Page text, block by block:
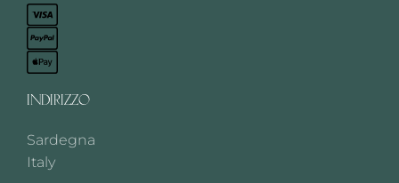
INDIRIZZO
Sardegna
Italy